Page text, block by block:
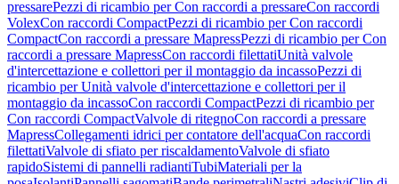
pressarePezzi di ricambio per Con raccordi a pressareCon raccordi
VolexCon raccordi CompactPezzi di ricambio per Con raccordi
CompactCon raccordi a pressare MapressPezzi di ricambio per Con
raccordi a pressare MapressCon raccordi filettatiUnità valvole
d'intercettazione e collettori per il montaggio da incassoPezzi di
ricambio per Unità valvole d'intercettazione e collettori per il
montaggio da incassoCon raccordi CompactPezzi di ricambio per
Con raccordi CompactValvole di ritegnoCon raccordi a pressare
MapressCollegamenti idrici per contatore dell'acquaCon raccordi
filettatiValvole di sfiato per riscaldamentoValvole di sfiato
rapidoSistemi di pannelli radiantiTubiMateriali per la